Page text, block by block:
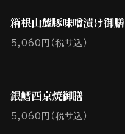
箱根山麓豚味噌漬け御膳
5,060円（税サ込）
銀鱈西京焼御膳
5,060円（税サ込）